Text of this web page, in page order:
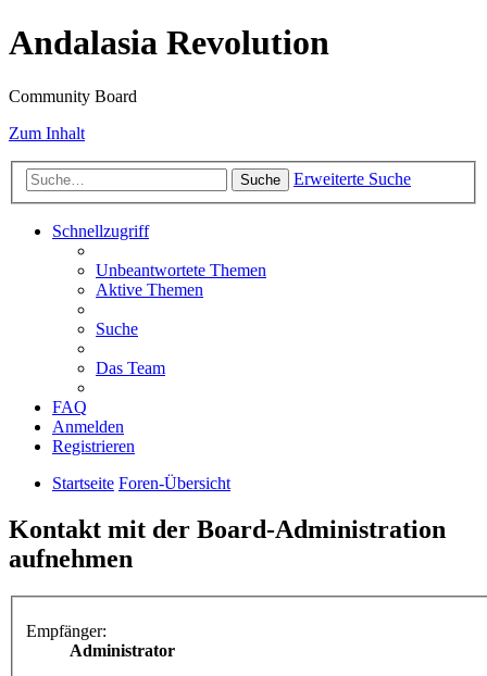
Andalasia Revolution
Community Board
Zum Inhalt
Suche Erweiterte Suche
Schnellzugriff
Unbeantwortete Themen
Aktive Themen
Suche
Das Team
FAQ
Anmelden
Registrieren
Startseite Foren-Übersicht
Kontakt mit der Board-Administration
aufnehmen
Empfänger:
Administrator